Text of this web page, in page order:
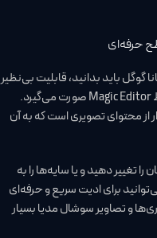
گوگل باید بدانید، قابلیت بی‌نظیر
آن در ادیت پیشرفته تصاویر است. این کار توسط Magic Editor صورت می‌گیرد.
از محتوای تصویری است که به آن
را تغییر دهید و یا سایه‌ها را به
برای ادیت سریع و حرفه‌ای
و تصاویر سوشال مدیا بسیار